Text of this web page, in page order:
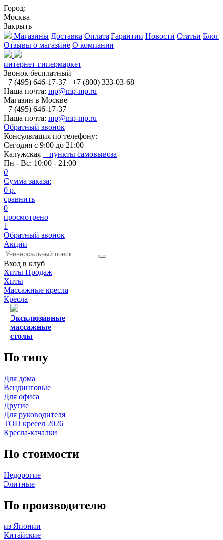
Город:
Москва
Закрыть
Магазины Доставка Оплата Гарантии Новости Статьи Блог
Отзывы о магазине О компании
интернет-гипермаркет
Звонок бесплатный
+7 (495) 646-17-37
+7 (800) 333-03-68
Наша почта: mp@mp-mp.ru
Магазин в Москве
+7 (495) 646-17-37
Наша почта: mp@mp-mp.ru
Обратный звонок
Консультация по телефону:
Сегодня с 9:00 до 21:00
Калужская + пункты самовывоза
Пн - Вс: 10:00 - 21:00
0
Сумма заказа:
0 р.
сравнить
0
просмотрено
1
Обратный звонок
Акции
Вход в клуб
Хиты Продаж
Хиты
Массажные кресла
Кресла
Эксклюзивные
массажные
столы
По типу
Для дома
Вендинговые
Для офиса
Другие
Для руководителя
ТОП кресел 2026
Кресла-качалки
По стоимости
Недорогие
Элитные
По производителю
из Японии
Китайские